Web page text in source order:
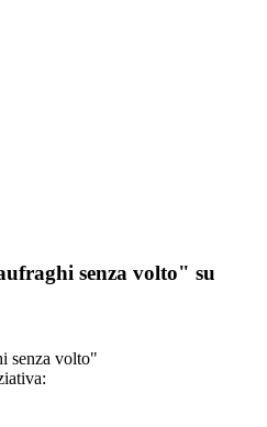
senza volto" su
senza volto"